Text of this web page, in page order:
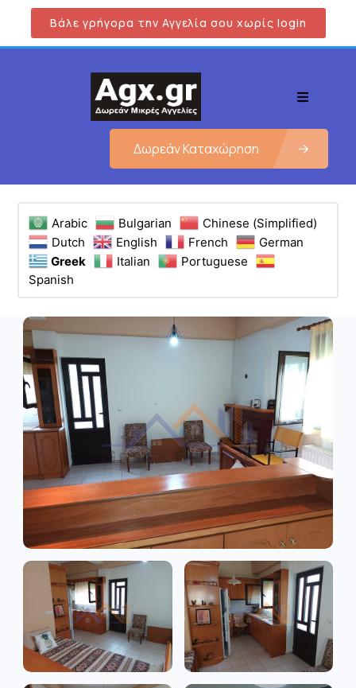
Βάλε γρήγορα την Αγγελία σου χωρίς login
Δωρεάν Καταχώρηση
Arabic Bulgarian
Chinese (Simplified)
Dutch
English French
German
Greek
Italian
Portuguese
Spanish